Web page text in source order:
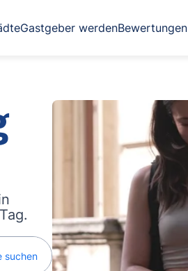
Gastgeber werdenBewertungen
suchen